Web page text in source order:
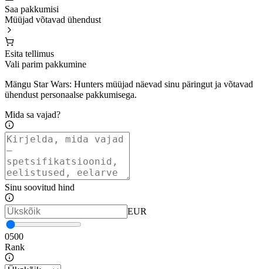
Saa pakkumisi
Müüjad võtavad ühendust
Esita tellimus
Vali parim pakkumine
Mängu Star Wars: Hunters müüjad näevad sinu päringut ja võtavad
ühendust personaalse pakkumisega.
Mida sa vajad?
Sinu soovitud hind
EUR
0500
Rank